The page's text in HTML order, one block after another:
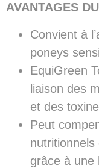
AVANTAGES
Convient à
poneys
EquiGreen
liaison des
et des
Peut
grâce à une